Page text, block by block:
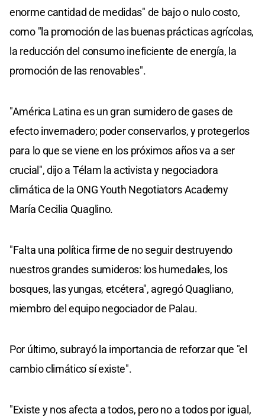
enorme cantidad de medidas" de bajo o nulo costo,
como "la promoción de las buenas prácticas agrícolas,
la reducción del consumo ineficiente de energía, la
promoción de las renovables".
"América Latina es un gran sumidero de gases de
efecto invernadero; poder conservarlos, y protegerlos
para lo que se viene en los próximos años va a ser
crucial", dijo a Télam la activista y negociadora
climática de la ONG Youth Negotiators Academy
María Cecilia Quaglino.
"Falta una política firme de no seguir destruyendo
nuestros grandes sumideros: los humedales, los
bosques, las yungas, etcétera", agregó Quagliano,
miembro del equipo negociador de Palau.
Por último, subrayó la importancia de reforzar que "el
cambio climático sí existe".
"Existe y nos afecta a todos, pero no a todos por igual,